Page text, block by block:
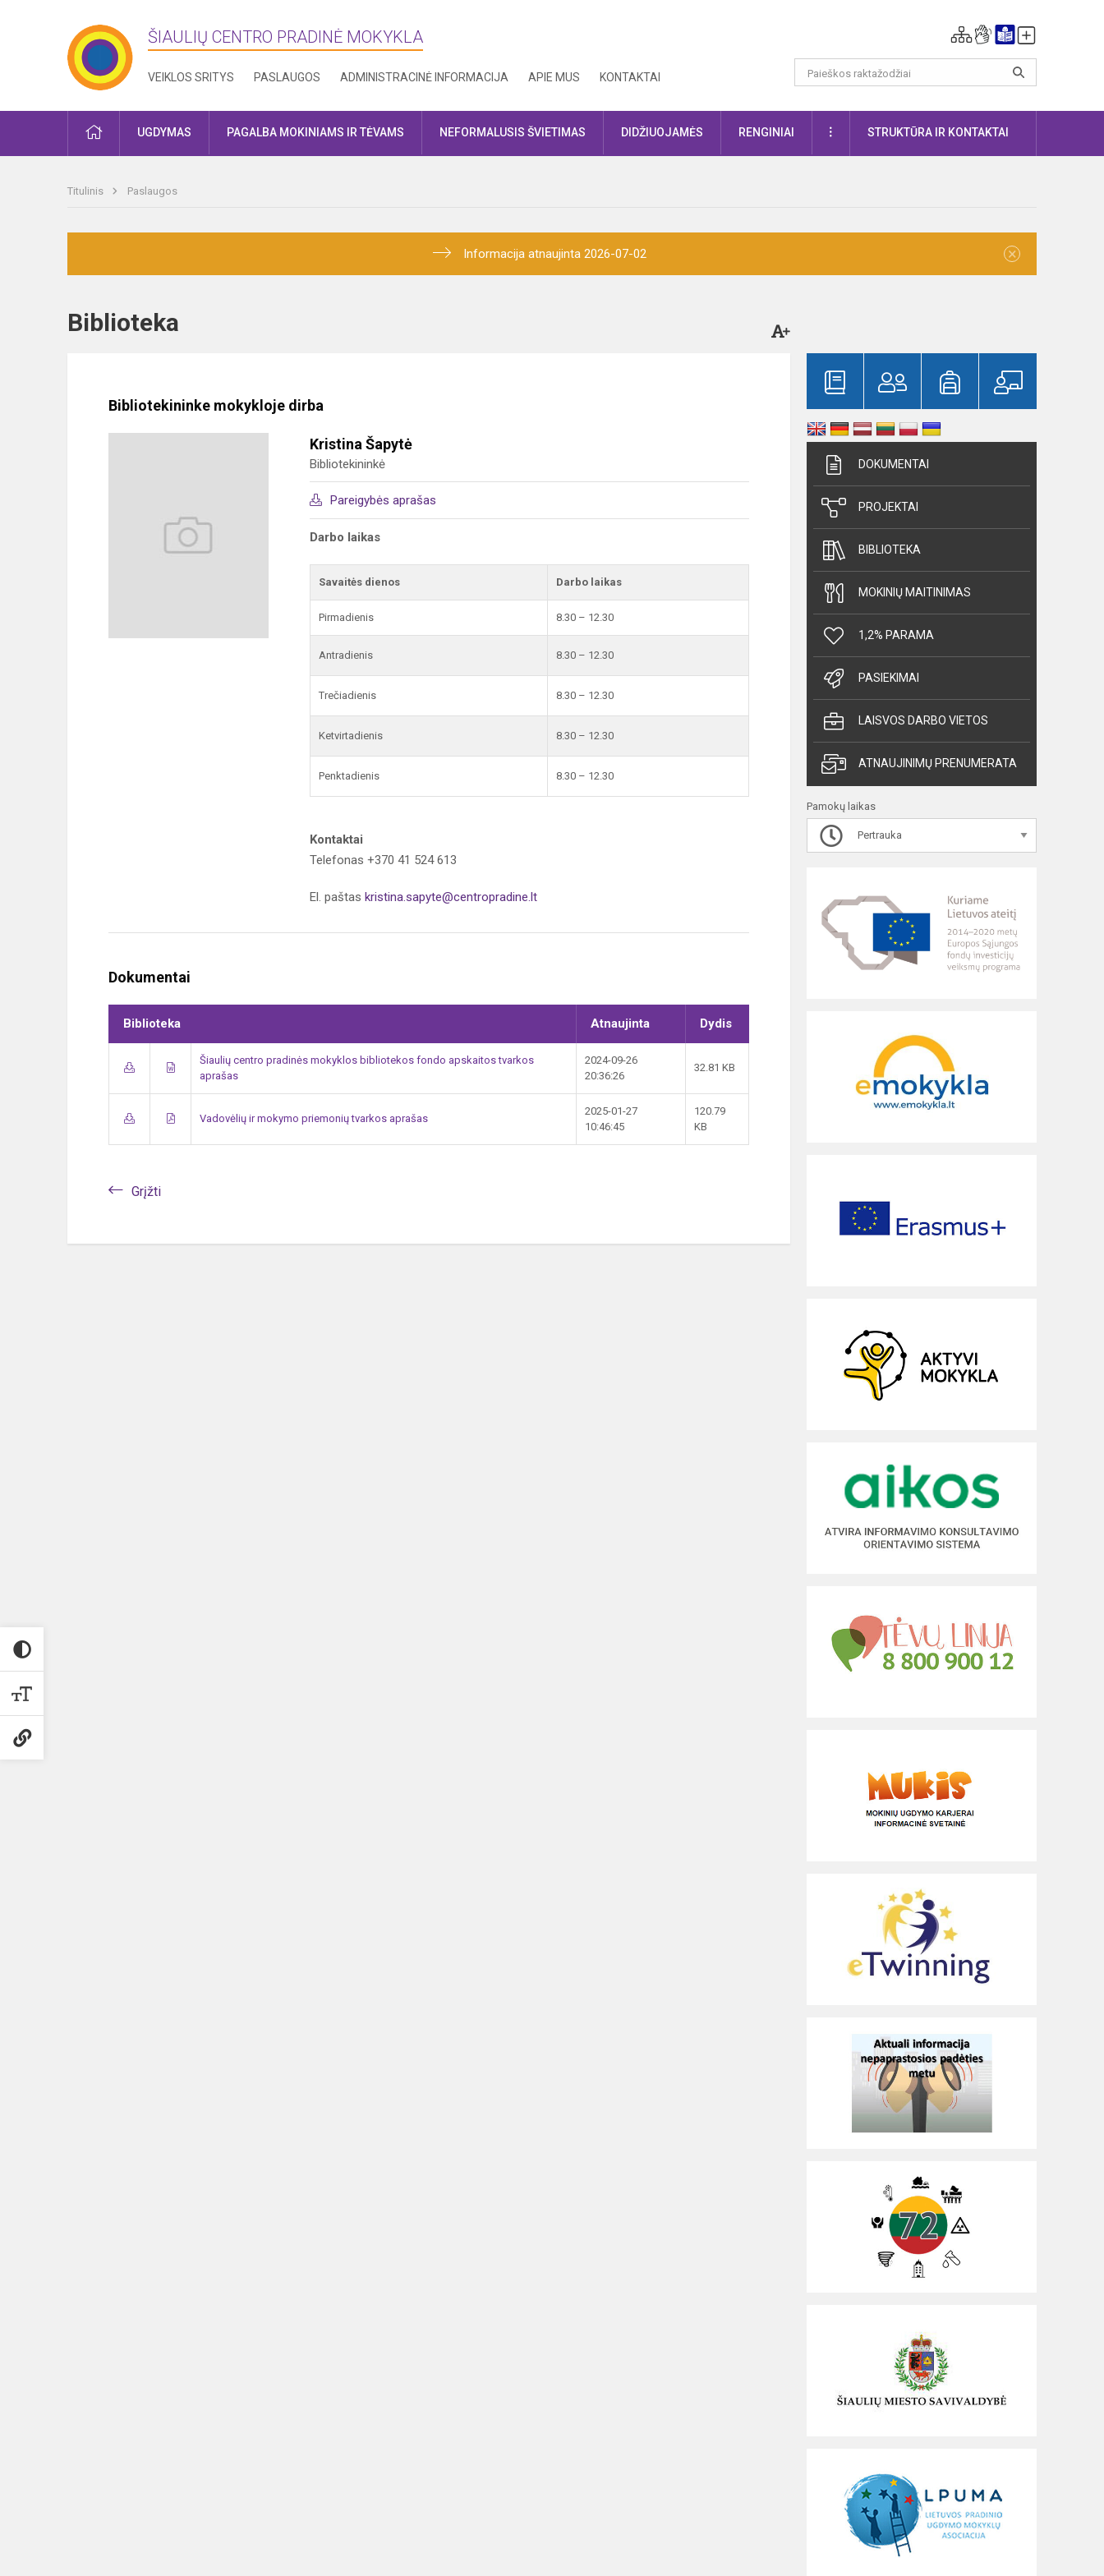
ŠIAULIŲ CENTRO PRADINĖ MOKYKLA
VEIKLOS SRITYS PASLAUGOS ADMINISTRACINĖ INFORMACIJA APIE MUS KONTAKTAI
PRADŽIAUGDYMAS PAGALBA MOKINIAMS IR TĖVAMS NEFORMALUSIS ŠVIETIMAS DIDŽIUOJAMĖS RENGINIAI DAUGIAUSTRUKTŪRA IR KONTAKTAI
Titulinis Paslaugos
Informacija atnaujinta 2026-07-02 ×
Biblioteka
Bibliotekininke mokykloje dirba
Kristina Šapytė
Bibliotekininkė
Pareigybės aprašas
Darbo laikas
Savaitės dienos Darbo laikas
Pirmadienis 8.30 – 12.30
Antradienis 8.30 – 12.30
Trečiadienis 8.30 – 12.30
Ketvirtadienis 8.30 – 12.30
Penktadienis 8.30 – 12.30
Kontaktai
Telefonas +370 41 524 613
El. paštas kristina.sapyte@centropradine.lt
Dokumentai
Biblioteka Atnaujinta Dydis
Šiaulių centro pradinės mokyklos bibliotekos fondo apskaitos tvarkos
aprašas
2024-09-26
20:36:26
32.81 KB
Vadovėlių ir mokymo priemonių tvarkos aprašas
2025-01-27
10:46:45
120.79
KB
Grįžti
DOKUMENTAI
PROJEKTAI
BIBLIOTEKA
MOKINIŲ MAITINIMAS
1,2% PARAMA
PASIEKIMAI
LAISVOS DARBO VIETOS
ATNAUJINIMŲ PRENUMERATA
Pamokų laikas
Pertrauka